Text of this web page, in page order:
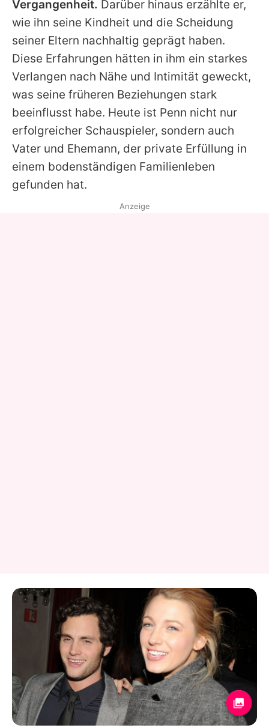
Vergangenheit. Darüber hinaus erzählte er,
wie ihn seine Kindheit und die Scheidung
seiner Eltern nachhaltig geprägt haben.
Diese Erfahrungen hätten in ihm ein starkes
Verlangen nach Nähe und Intimität geweckt,
was seine früheren Beziehungen stark
beeinflusst habe. Heute ist Penn nicht nur
erfolgreicher Schauspieler, sondern auch
Vater und Ehemann, der private Erfüllung in
einem bodenständigen Familienleben
gefunden hat.
Anzeige